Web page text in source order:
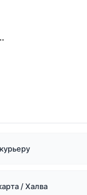
/ Халва